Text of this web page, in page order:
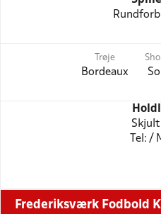
Trøje
Bordeaux
Skjult
Tel: /
Frederiksværk Fodbold